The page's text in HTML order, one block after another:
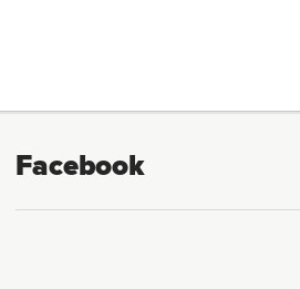
Facebook